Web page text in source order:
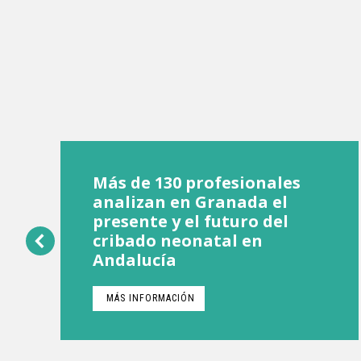
Más de 130 profesionales
analizan en Granada el
presente y el futuro del
cribado neonatal en
Andalucía
MÁS INFORMACIÓN